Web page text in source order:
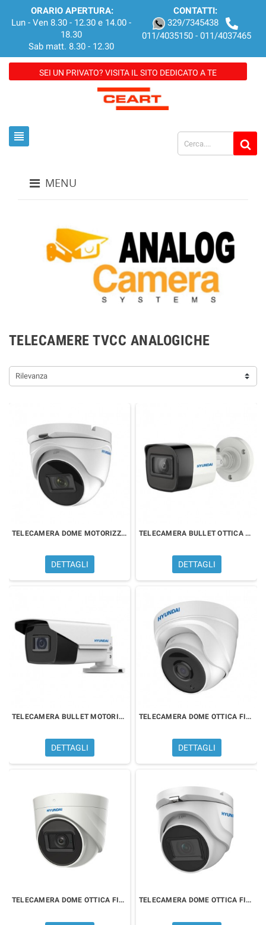
ORARIO APERTURA:
Lun - Ven 8.30 - 12.30 e 14.00 -
18.30
Sab matt. 8.30 - 12.30
CONTATTI:
329/7345438
011/4035150 - 011/4037465
SEI UN PRIVATO? VISITA IL SITO DEDICATO A TE
view_headline
MENU
TELECAMERE TVCC ANALOGICHE
Rilevanza
TELECAMERA DOME MOTORIZZATA VARIFOCALE 2 MPx
DETTAGLI
TELECAMERA BULLET OTTICA FISSA 2 MPx
DETTAGLI
TELECAMERA BULLET MOTORIZZATA VARIFOCALE 2 MPx
DETTAGLI
TELECAMERA DOME OTTICA FISSA 2 MPx
DETTAGLI
TELECAMERA DOME OTTICA FISSA 2 MPx TELECAMERA DOME OTTICA FISSA 5 MPx